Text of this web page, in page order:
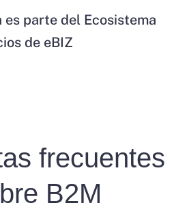
es parte del Ecosistema
de eBIZ
frecuentes
B2M